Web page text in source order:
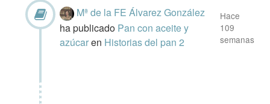
Mª de la FE Álvarez González
ha publicado Pan con aceite y
azúcaren Historias del pan 2
Hace
109
semanas